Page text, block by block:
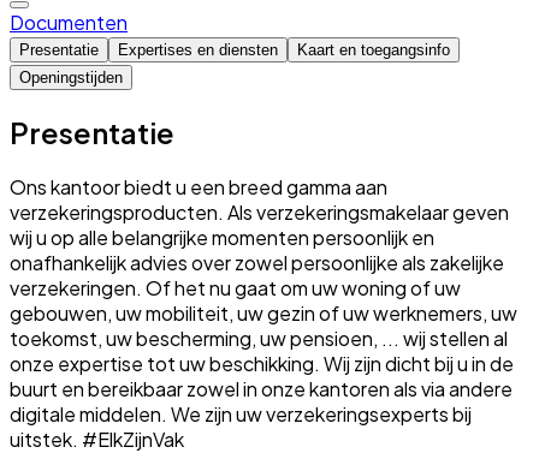
Documenten
Presentatie Expertises en diensten
Kaart en toegangsinfo
Openingstijden
Presentatie
Ons kantoor biedt u een breed gamma aan
verzekeringsproducten. Als verzekeringsmakelaar geven
wij u op alle belangrijke momenten persoonlijk en
onafhankelijk advies over zowel persoonlijke als zakelijke
verzekeringen. Of het nu gaat om uw woning of uw
gebouwen, uw mobiliteit, uw gezin of uw werknemers, uw
toekomst, uw bescherming, uw pensioen, ... wij stellen al
onze expertise tot uw beschikking. Wij zijn dicht bij u in de
buurt en bereikbaar zowel in onze kantoren als via andere
digitale middelen. We zijn uw verzekeringsexperts bij
uitstek. #ElkZijnVak